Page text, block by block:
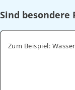
Sind besondere